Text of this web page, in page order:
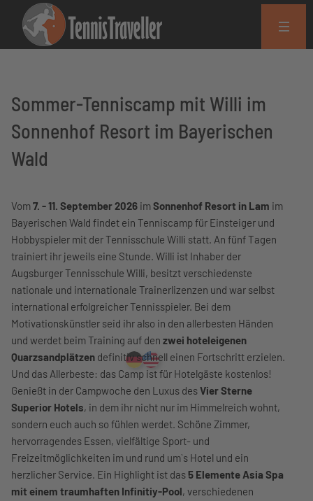
Sommer-Tenniscamp mit Willi im
Sonnenhof Resort im Bayerischen
Wald
Vom7. - 11. September 2026 imSonnenhof Resort in Lam im
Bayerischen Wald findet ein Tenniscamp für Einsteiger und
Hobbyspieler mit der Tennisschule Willi statt. An fünf Tagen
trainiert ihr jeweils eine Stunde. Willi ist Inhaber der
Augsburger Tennisschule Willi, besitzt verschiedenste
nationale und internationale Trainerlizenzen und war selbst
international erfolgreicher Tennisspieler. Bei dem
Motivationskünstler seid ihr also in den allerbesten Händen
und werdet beim Training auf den zwei hoteleigenen
Quarzsandplätzen definitiv schnell einen Fortschritt erzielen.
Und das Allerbeste: das Camp ist für Hotelgäste kostenlos!
Genießt in der Campwoche den Luxus desVier Sterne
Superior Hotels, in dem ihr nicht nur im Himmelreich wohnt,
sondern euch auch so fühlen werdet. Schöne Zimmer,
hervorragendes Essen, vielfältige Sport- und
Freizeitmöglichkeiten im und rund um`s Hotel und ein
herzlicher Service. Ein Highlight ist das5 Elemente Asia Spa
mit einem traumhaften Infinitiy-Pool, verschiedenen